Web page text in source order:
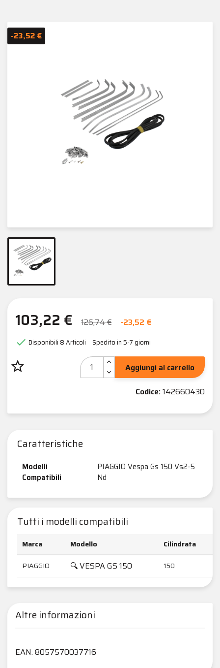
-23,52 €
103,22 € 126,74 € -23,52 €
 Disponibili 8 Articoli Spedito in 5-7 giorni
star_border
Aggiungi al carrello
Codice:142660430
Caratteristiche
Modelli
Compatibili
PIAGGIO Vespa Gs 150 Vs2-5
Nd
Tutti i modelli compatibili
Marca Modello Cilindrata
PIAGGIO
🔍 VESPA GS 150 150
Altre informazioni
EAN: 8057570037716